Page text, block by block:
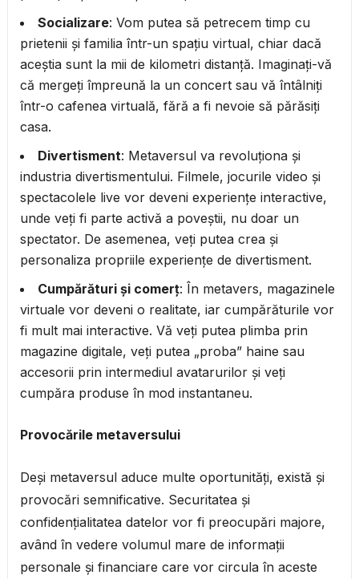
Socializare: Vom putea să petrecem timp cu
prietenii și familia într-un spațiu virtual, chiar dacă
aceștia sunt la mii de kilometri distanță. Imaginați-vă
că mergeți împreună la un concert sau vă întâlniți
într-o cafenea virtuală, fără a fi nevoie să părăsiți
casa.
Divertisment: Metaversul va revoluționa și
industria divertismentului. Filmele, jocurile video și
spectacolele live vor deveni experiențe interactive,
unde veți fi parte activă a poveștii, nu doar un
spectator. De asemenea, veți putea crea și
personaliza propriile experiențe de divertisment.
Cumpărături și comerț: În metavers, magazinele
virtuale vor deveni o realitate, iar cumpărăturile vor
fi mult mai interactive. Vă veți putea plimba prin
magazine digitale, veți putea „proba” haine sau
accesorii prin intermediul avatarurilor și veți
cumpăra produse în mod instantaneu.
Provocările metaversului
Deși metaversul aduce multe oportunități, există și
provocări semnificative. Securitatea și
confidențialitatea datelor vor fi preocupări majore,
având în vedere volumul mare de informații
personale și financiare care vor circula în aceste